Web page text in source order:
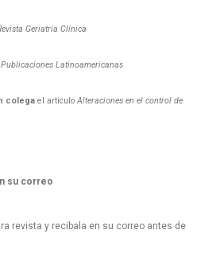
Geriatría Clí­nica
Publicaciones Latinoamericanas
colegael articuloAlteraciones en el control de
su correo
revista y recibala en su correo antes de